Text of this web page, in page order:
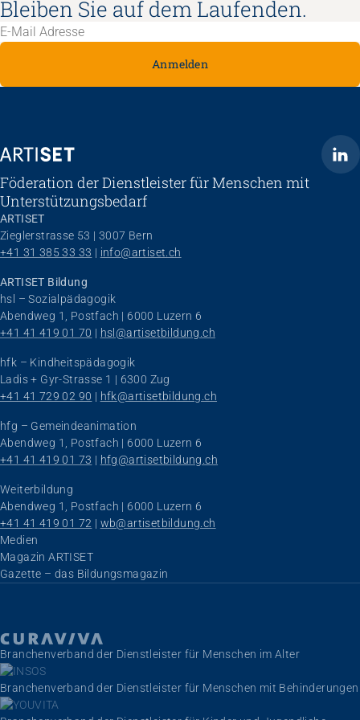
Bleiben Sie auf dem Laufenden.
Anmelden
ARTISET
Föderation der Dienstleister für Menschen mit
Unterstützungsbedarf
ARTISET
Zieglerstrasse 53 | 3007 Bern
+41 31 385 33 33 | info@artiset.ch
ARTISET Bildung
hsl – Sozialpädagogik
Abendweg 1, Postfach | 6000 Luzern 6
+41 41 419 01 70 | hsl@artisetbildung.ch
hfk – Kindheitspädagogik
Ladis + Gyr-Strasse 1 | 6300 Zug
+41 41 729 02 90 | hfk@artisetbildung.ch
hfg – Gemeindeanimation
Abendweg 1, Postfach | 6000 Luzern 6
+41 41 419 01 73 | hfg@artisetbildung.ch
Weiterbildung
Abendweg 1, Postfach | 6000 Luzern 6
+41 41 419 01 72 | wb@artisetbildung.ch
Navigation überspringen
Medien
Magazin ARTISET
Gazette – das Bildungsmagazin
Branchenverband der Dienstleister für Menschen im Alter
Branchenverband der Dienstleister für Menschen mit Behinderungen